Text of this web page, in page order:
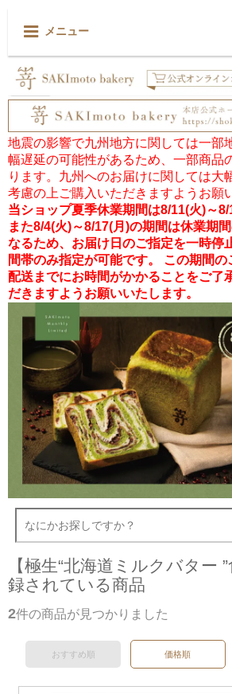
メニュー
地震の影響で九州地方に関しては一部
幅遅延の可能性があるため、一部商品
ります。九州へのお届けに関しては大
考慮の上ご購入いただきますようお願
当ショップ夏季休業期間は8/11(火)～8/
また8/4(火)～8/17(月)の期間は休業期
なるため、お届け日のご指定を一時停
間帯のみ指定が可能です。 この期間の
配送までにお時間がかかることをご了
だきますようお願いいたします。
【極生“北海道ミルクバター
録されている商品
2件の商品が見つかりました
おすすめ順 価格順